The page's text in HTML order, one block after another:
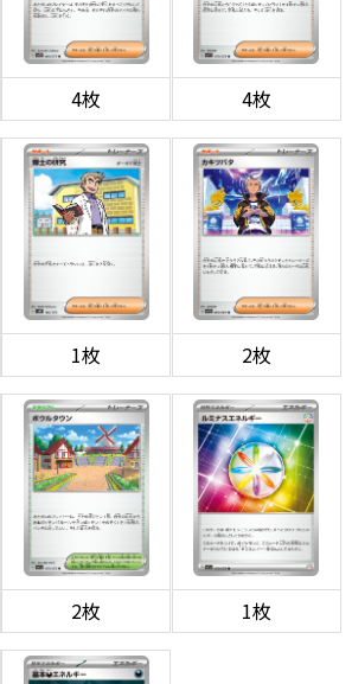
4枚 4枚
1枚 2枚
2枚 1枚